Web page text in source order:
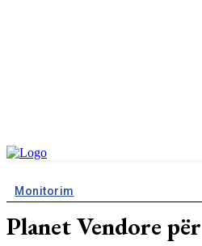
Monitorim
Planet Vendore